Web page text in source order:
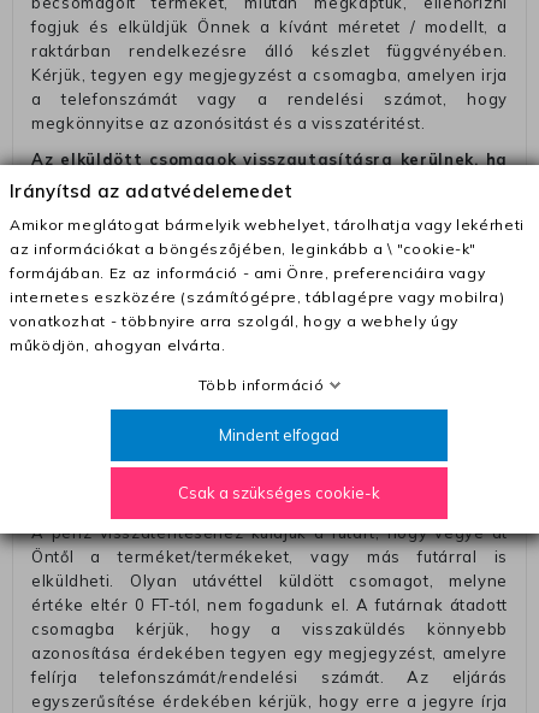
fogjuk és elküldjük Önnek a kívánt méretet / modellt, a
raktárban rendelkezésre álló készlet függvényében.
Kérjük, tegyen egy megjegyzést a csomagba, amelyen irja
a telefonszámát vagy a rendelési számot, hogy
megkönnyitse az azonósitást és a visszatéritést.
Az elküldött csomagok visszautasításra kerülnek, ha
ezeket nem megfelelő módon csomagolják !!
Szállítási díjak:
– Futár - kézbesítés az ország egész területén, 2-3
munkanapon belül a megrendelés e-mailben / sms-ben
történő megerősítésétől számítva
– Szállítás 1700 Ft (+400 Ft utánvéttel)
– Ingyenes szállítás 31600 Ft feletti megrendeléseknél
– A kapott termék cseréjéért 3780 Ft szállítási díjat
számolunk fel (oda -vissza út)
Pénzvisszatérítés:
A pénz visszatérítéséhez küldjük a futárt, hogy vegye át
Öntől a terméket/termékeket, vagy más futárral is
elküldheti. Olyan utávéttel küldött csomagot, melyne
értéke eltér 0 FT-tól, nem fogadunk el. A futárnak átadott
csomagba kérjük, hogy a visszaküldés könnyebb
azonosítása érdekében tegyen egy megjegyzést, amelyre
felírja telefonszámát/rendelési számát. Az eljárás
egyszerűsítése érdekében kérjük, hogy erre a jegyre írja
Irányítsd az adatvédelemedet
Amikor meglátogat bármelyik webhelyet, tárolhatja vagy lekérheti
az információkat a böngészőjében, leginkább a \ "cookie-k"
formájában. Ez az információ - ami Önre, preferenciáira vagy
internetes eszközére (számítógépre, táblagépre vagy mobilra)
vonatkozhat - többnyire arra szolgál, hogy a webhely úgy
működjön, ahogyan elvárta.
Több információ
Mindent elfogad
Csak a szükséges cookie-k